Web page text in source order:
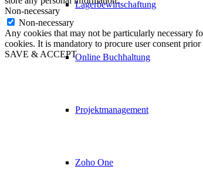
Lagerbewirtschaftung
Online Buchhaltung
Projektmanagement
Zoho One
Non-necessary
Non-necessary
Any cookies that may not be particularly necessary
cookies. It is mandatory to procure user consent
SAVE & ACCEPT